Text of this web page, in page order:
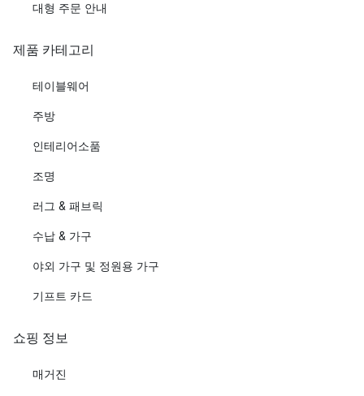
대형 주문 안내
제품 카테고리
테이블웨어
주방
인테리어소품
조명
러그 & 패브릭
수납 & 가구
야외 가구 및 정원용 가구
기프트 카드
쇼핑 정보
매거진